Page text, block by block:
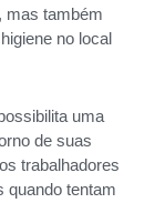
mas também
no local
uma
de suas
trabalhadores
quando tentam